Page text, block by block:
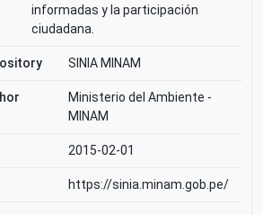
informadas y la participación
ciudadana.
SINIA MINAM
Ministerio del Ambiente -
MINAM
2015-02-01
https://sinia.minam.gob.pe/